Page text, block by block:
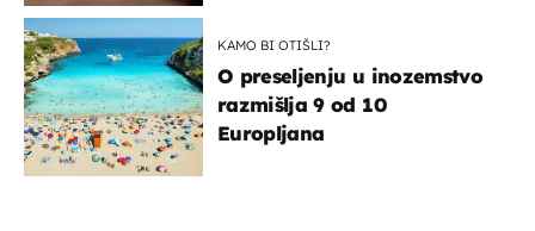
KAMO BI OTIŠLI?
O preseljenju u inozemstvo
razmišlja 9 od 10
Europljana